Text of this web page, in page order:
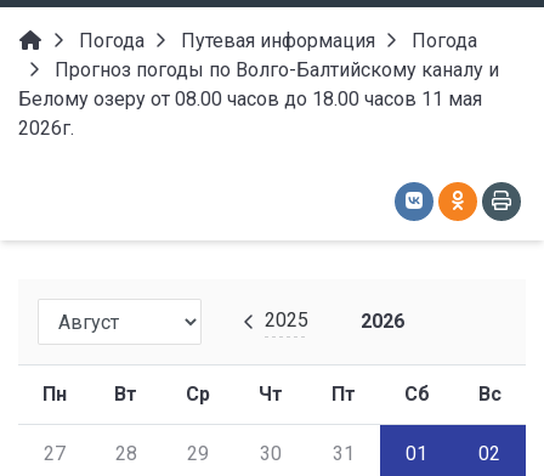
Погода Путевая информация
Погода
Прогноз погоды по Волго-Балтийскому каналу и
Белому озеру от 08.00 часов до 18.00 часов 11 мая
2026г.
2025 2026
Пн Вт Ср Чт Пт Сб Вс
27 28 29 30 31 01 02